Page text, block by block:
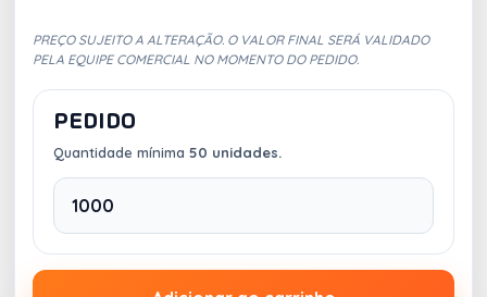
PREÇO SUJEITO A ALTERAÇÃO. O VALOR FINAL SERÁ VALIDADO
PELA EQUIPE COMERCIAL NO MOMENTO DO PEDIDO.
PEDIDO
Quantidade mínima 50 unidades.